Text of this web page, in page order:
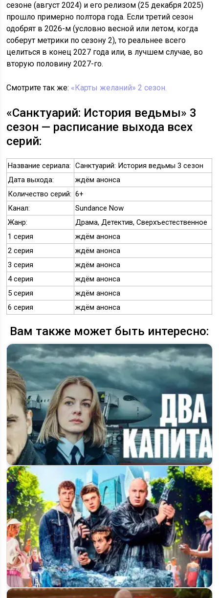
сезоне (август 2024) и его релизом (25 декабря 2025)
прошло примерно полтора года. Если третий сезон
одобрят в 2026-м (условно весной или летом, когда
соберут метрики по сезону 2), то реальнее всего
целиться в конец 2027 года или, в лучшем случае, во
вторую половину 2027-го.
Смотрите так же: «Карты желаний» 2 сезон.
«Санктуарий: История ведьмы» 3
сезон — расписание выхода всех
серий:
Название сериала: Санктуарий: История ведьмы 3 сезон
Дата выхода:
ждём анонса
Количество серий: 6+
Канал:
Sundance Now
Жанр:
Драма, Детектив, Сверхъестественное
1 серия
ждём анонса
2 серия
ждём анонса
3 серия
ждём анонса
4 серия
ждём анонса
5 серия
ждём анонса
6 серия
ждём анонса
Вам также может быть интересно:
Когда выйдет «Два капитана» 4 сезон: ориентировочная
дата премьеры на ТВЦ